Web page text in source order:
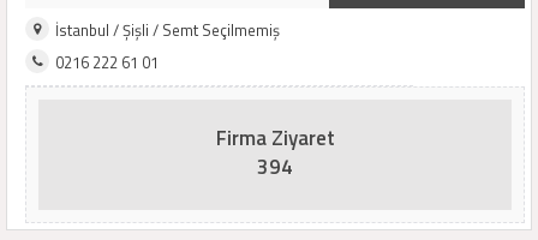
İstanbul / Şişli / Semt Seçilmemiş
0216 222 61 01
Firma Ziyaret
394